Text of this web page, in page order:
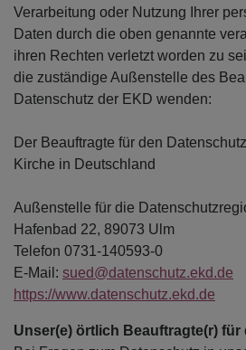
Verarbeitung oder Nutzung Ihrer
Daten durch die oben genannte
ihren Rechten verletzt worden zu
die zuständige Außenstelle des
Datenschutz der EKD wenden:
Der Beauftragte für den
Kirche in Deutschland
Außenstelle für die
Hafenbad 22, 89073 Ulm
Telefon 0731-140593-0
E-Mail: sued@datenschutz.ekd.de
https://www.datenschutz.ekd.de
Unser(e) örtlich Beauftragte(r)